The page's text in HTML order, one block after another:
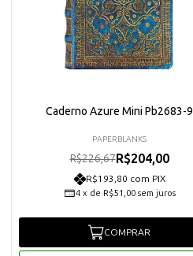
Caderno Azure Mini Pb2683-9
PAPERBLANKS
R$226,67R$204,00
R$193,80 com PIX
4 x de R$51,00 sem juros
COMPRAR